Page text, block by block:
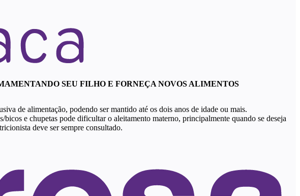
SEU FILHO E FORNEÇA NOVOS ALIMENTOS
de alimentação, podendo ser mantido até os dois anos de idade ou mais.
e chupetas pode dificultar o aleitamento materno, principalmente quando se deseja
deve ser sempre consultado.